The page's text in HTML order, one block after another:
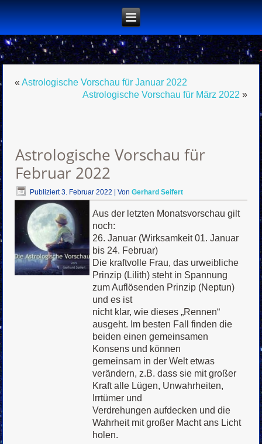
«Astrologische Vorschau für Januar 2022
Astrologische Vorschau für März 2022 »
Astrologische Vorschau für
Februar 2022
Publiziert 3. Februar 2022 |Von Gerhard Seifert
Aus der letzten Monatsvorschau gilt
noch:
26. Januar (Wirksamkeit 01. Januar
bis 24. Februar)
Die kraftvolle Frau, das urweibliche
Prinzip (Lilith) steht in Spannung
zum Auflösenden Prinzip (Neptun)
und es ist
nicht klar, wie dieses „Rennen“
ausgeht. Im besten Fall finden die
beiden einen gemeinsamen
Konsens und können
gemeinsam in der Welt etwas
verändern, z.B. dass sie mit großer
Kraft alle Lügen, Unwahrheiten,
Irrtümer und
Verdrehungen aufdecken und die
Wahrheit mit großer Macht ans Licht
holen.